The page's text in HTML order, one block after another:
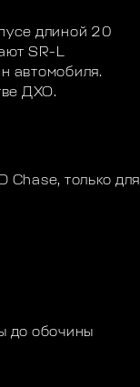
длиной 20
SR-L
автомобиля.
ДХО.
Chase, только для
до обочины